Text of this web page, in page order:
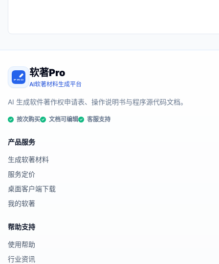
软著Pro
AI软著材料生成平台
AI 生成软件著作权申请表、操作说明书与程序源代码文档。
按次购买 文档可编辑 客服支持
产品服务
生成软著材料
服务定价
桌面客户端下载
我的软著
帮助支持
使用帮助
行业资讯